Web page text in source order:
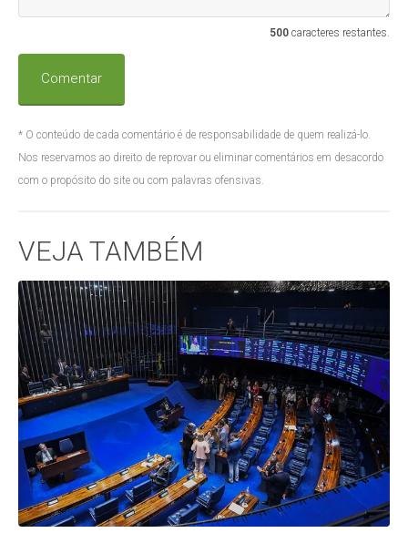
500caracteres restantes.
Comentar
* O conteúdo de cada comentário é de responsabilidade de quem realizá-lo.
Nos reservamos ao direito de reprovar ou eliminar comentários em desacordo
com o propósito do site ou com palavras ofensivas.
VEJA TAMBÉM